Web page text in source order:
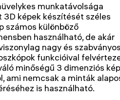
munkatávolsága
képek készítését széles
számos különböző
használható, de akár
nagy és szabványos
funkcióival
minőségű 3 dimenziós
ami nemcsak a minták
is használható.